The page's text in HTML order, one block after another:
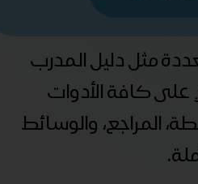
مثل دليل المدرب
على كافة الأدوات
المراجع، والوسائط